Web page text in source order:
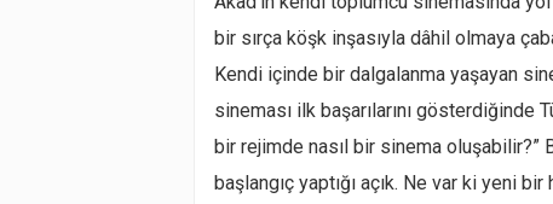
bir sırça köşk inşasıyla dâhil olmaya
Kendi içinde bir dalgalanma yaşayan
sineması ilk başarılarını
bir rejimde nasıl bir sinema oluşabilir?”
başlangıç yaptığı açık. Ne var ki yeni